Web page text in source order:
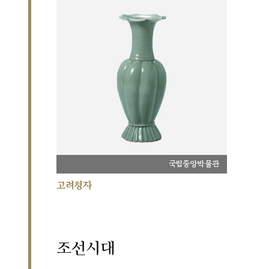
국립중앙박물관
고려청자
조선시대